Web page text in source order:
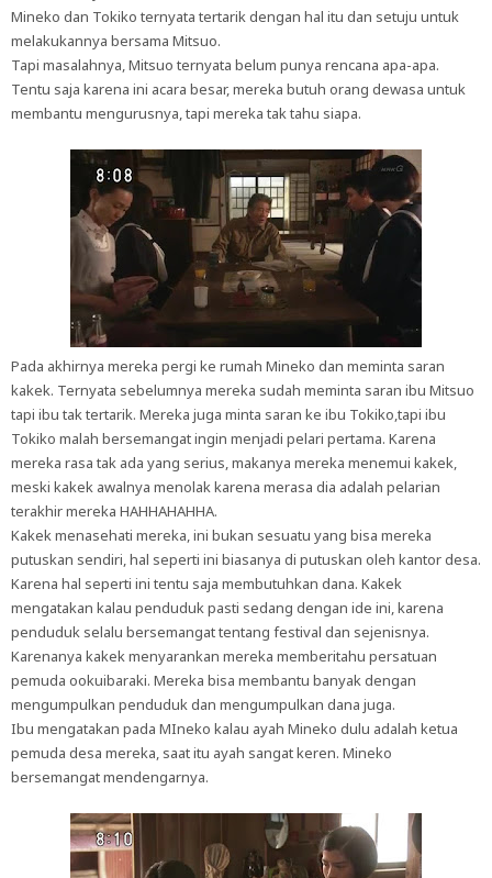
Mineko dan Tokiko ternyata tertarik dengan hal itu dan setuju untuk
melakukannya bersama Mitsuo.
Tapi masalahnya, Mitsuo ternyata belum punya rencana apa-apa.
Tentu saja karena ini acara besar, mereka butuh orang dewasa untuk
membantu mengurusnya, tapi mereka tak tahu siapa.
Pada akhirnya mereka pergi ke rumah Mineko dan meminta saran
kakek. Ternyata sebelumnya mereka sudah meminta saran ibu Mitsuo
tapi ibu tak tertarik. Mereka juga minta saran ke ibu Tokiko,tapi ibu
Tokiko malah bersemangat ingin menjadi pelari pertama. Karena
mereka rasa tak ada yang serius, makanya mereka menemui kakek,
meski kakek awalnya menolak karena merasa dia adalah pelarian
terakhir mereka HAHHAHAHHA.
Kakek menasehati mereka, ini bukan sesuatu yang bisa mereka
putuskan sendiri, hal seperti ini biasanya di putuskan oleh kantor desa.
Karena hal seperti ini tentu saja membutuhkan dana. Kakek
mengatakan kalau penduduk pasti sedang dengan ide ini, karena
penduduk selalu bersemangat tentang festival dan sejenisnya.
Karenanya kakek menyarankan mereka memberitahu persatuan
pemuda ookuibaraki. Mereka bisa membantu banyak dengan
mengumpulkan penduduk dan mengumpulkan dana juga.
Ibu mengatakan pada MIneko kalau ayah Mineko dulu adalah ketua
pemuda desa mereka, saat itu ayah sangat keren. Mineko
bersemangat mendengarnya.